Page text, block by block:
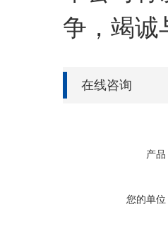
争，竭诚
在线咨询
产品
您的单位